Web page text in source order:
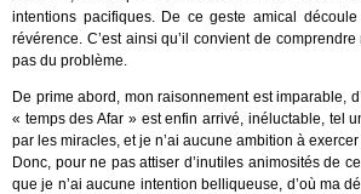
intentions pacifiques. De ce geste amical
révérence. C’est ainsi qu’il convient de
pas du problème.
De prime abord, mon raisonnement est imparable,
« temps des Afar » est enfin arrivé, inéluctable, tel
par les miracles, et je n’ai aucune ambition à
Donc, pour ne pas attiser d’inutiles animosités de
que je n’ai aucune intention belliqueuse, d’où ma